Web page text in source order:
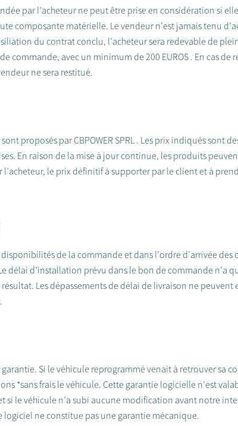
par l’acheteur ne peut être prise en considération si
composante matérielle. Le vendeur n’est jamais tenu
du contrat conclu, l’acheteur sera redevable de
commande, avec un minimum de 200 EUROS . En cas
ne sera restitué.
proposés par CBPOWER SPRL . Les prix indiqués sont
En raison de la mise à jour continue, les produits
le prix définitif à supporter par le client et à
de la commande et dans l’ordre d’arrivée
délai d’installation prévu dans le bon de commande n’a
Les dépassements de délai de livraison ne
Si le véhicule reprogrammé venait à retrouver sa
*sans frais le véhicule. Cette garantie logicielle n’est
le véhicule n’a subi aucune modification avant notre
ne constitue pas une garantie mécanique.